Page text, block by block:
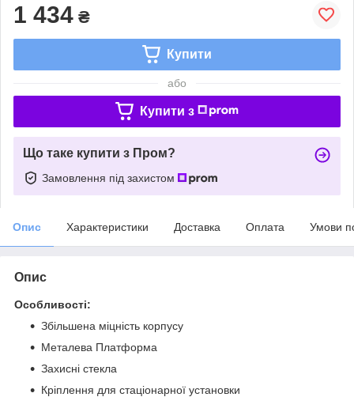
1 434 ₴
Купити
або
Купити з
Що таке купити з Пром?
Замовлення під захистом
Опис Характеристики Доставка Оплата Умови
Опис
Особливості:
Збільшена міцність корпусу
Металева Платформа
Захисні стекла
Кріплення для стаціонарної установки